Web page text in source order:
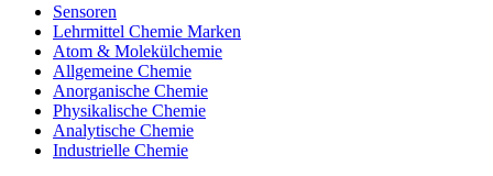
Sensoren
Lehrmittel Chemie Marken
Atom & Molekülchemie
Allgemeine Chemie
Anorganische Chemie
Physikalische Chemie
Analytische Chemie
Industrielle Chemie